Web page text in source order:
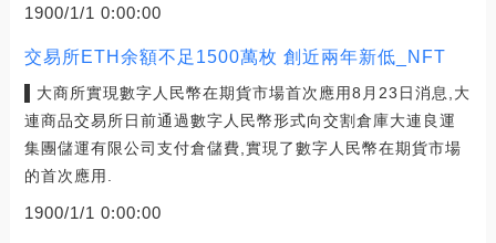
1900/1/1 0:00:00
交易所ETH余額不足1500萬枚 創近兩年新低_NFT
▌大商所實現數字人民幣在期貨市場首次應用8月23日消息,大
連商品交易所日前通過數字人民幣形式向交割倉庫大連良運
集團儲運有限公司支付倉儲費,實現了數字人民幣在期貨市場
的首次應用.
1900/1/1 0:00:00